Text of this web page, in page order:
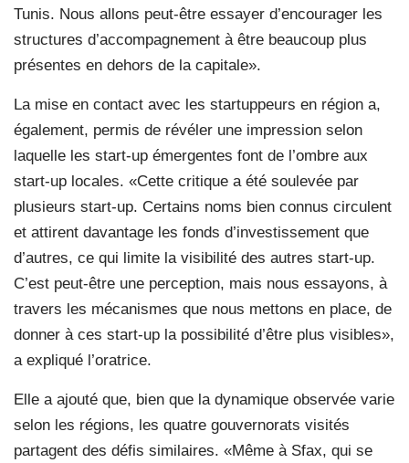
Tunis. Nous allons peut-être essayer d’encourager les
structures d’accompagnement à être beaucoup plus
présentes en dehors de la capitale».
La mise en contact avec les startuppeurs en région a,
également, permis de révéler une impression selon
laquelle les start-up émergentes font de l’ombre aux
start-up locales. «Cette critique a été soulevée par
plusieurs start-up. Certains noms bien connus circulent
et attirent davantage les fonds d’investissement que
d’autres, ce qui limite la visibilité des autres start-up.
C’est peut-être une perception, mais nous essayons, à
travers les mécanismes que nous mettons en place, de
donner à ces start-up la possibilité d’être plus visibles»,
a expliqué l’oratrice.
Elle a ajouté que, bien que la dynamique observée varie
selon les régions, les quatre gouvernorats visités
partagent des défis similaires. «Même à Sfax, qui se